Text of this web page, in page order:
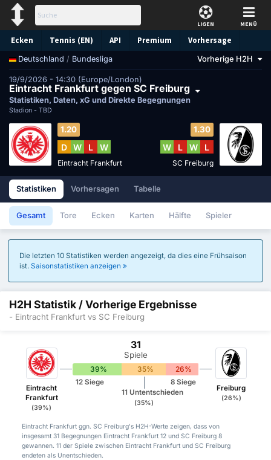
LIGEN MENÜ
Ecken Tennis (EN) API Premium Vorhersage
Deutschland / Bundesliga Vorherige H2H
19/9/2026 - 14:30 (Europe/London)
Eintracht Frankfurt gegen SC Freiburg
Statistiken, Daten, xG und Direkte Begegnungen
Stadion - TBD
1.20
D W L W
Eintracht Frankfurt
1.30
W L W L
SC Freiburg
Statistiken Vorhersagen Tabelle
Gesamt Tore Ecken Karten Hälfte Spieler
Die letzten 10 Statistiken werden angezeigt, da dies eine Frühsaison
ist. Saisonstatistiken anzeigen
H2H Statistik / Vorherige Ergebnisse
- Eintracht Frankfurt vs SC Freiburg
Eintracht
Frankfurt
(39%)
31
Spiele
39% 35% 26%
12 Siege
11 Untentschieden
(35%)
8 Siege
Freiburg
(26%)
Eintracht Frankfurt ggn. SC Freiburg's H2H-Werte zeigen, dass von
insgesamt 31 Begegnungen Eintracht Frankfurt 12 und SC Freiburg 8
gewannen. 11 der Spiele zwischen Eintracht Frankfurt und SC Freiburg
endeten als Unentschieden.